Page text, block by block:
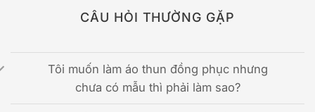
CÂU HỎI THƯỜNG GẶP
Tôi muốn làm áo thun đồng phục nhưng
chưa có mẫu thì phải làm sao?